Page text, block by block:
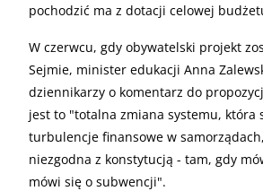
pochodzić ma z dotacji celowej
W czerwcu, gdy obywatelski projekt
Sejmie, minister edukacji Anna
dziennikarzy o komentarz do
jest to "totalna zmiana systemu, która
turbulencje finansowe w
niezgodna z konstytucją - tam, gdy
mówi się o subwencji".